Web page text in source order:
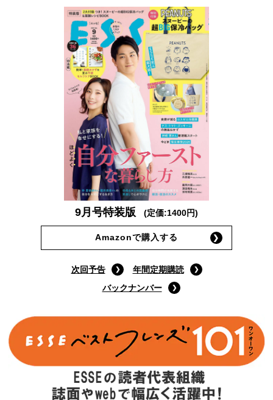
9月号特装版 (定価:1400円)
Amazonで購入する
次回予告
年間定期購読
バックナンバー